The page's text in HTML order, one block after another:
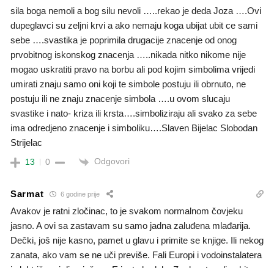
sila boga nemoli a bog silu nevoli …..rekao je deda Joza ….Ovi
dupeglavci su zeljni krvi a ako nemaju koga ubijat ubit ce sami
sebe ….svastika je poprimila drugacije znacenje od onog
prvobitnog iskonskog znacenja …..nikada nitko nikome nije
mogao uskratiti pravo na borbu ali pod kojim simbolima vrijedi
umirati znaju samo oni koji te simbole postuju ili obrnuto, ne
postuju ili ne znaju znacenje simbola ….u ovom slucaju
svastike i nato- kriza ili krsta….simboliziraju ali svako za sebe
ima odredjeno znacenje i simboliku….Slaven Bijelac Slobodan
Strijelac
13 0 Odgovori
Sarmat 6 godine prije
Avakov je ratni zločinac, to je svakom normalnom čovjeku
jasno. A ovi sa zastavam su samo jadna zaluđena mlađarija.
Dečki, još nije kasno, pamet u glavu i primite se knjige. Ili nekog
zanata, ako vam se ne uči previše. Fali Europi i vodoinstalatera